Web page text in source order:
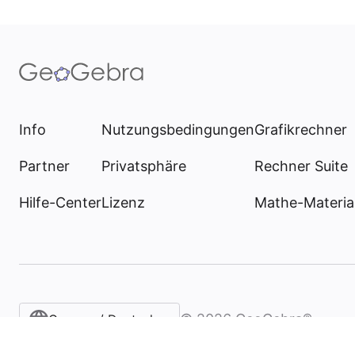
Info
Partner
Hilfe-Center
Nutzungsbedingungen
Privatsphäre
Lizenz
Grafikrechner
Rechner Suite
Mathe-
German / Deutsch © 2026 GeoGebra®